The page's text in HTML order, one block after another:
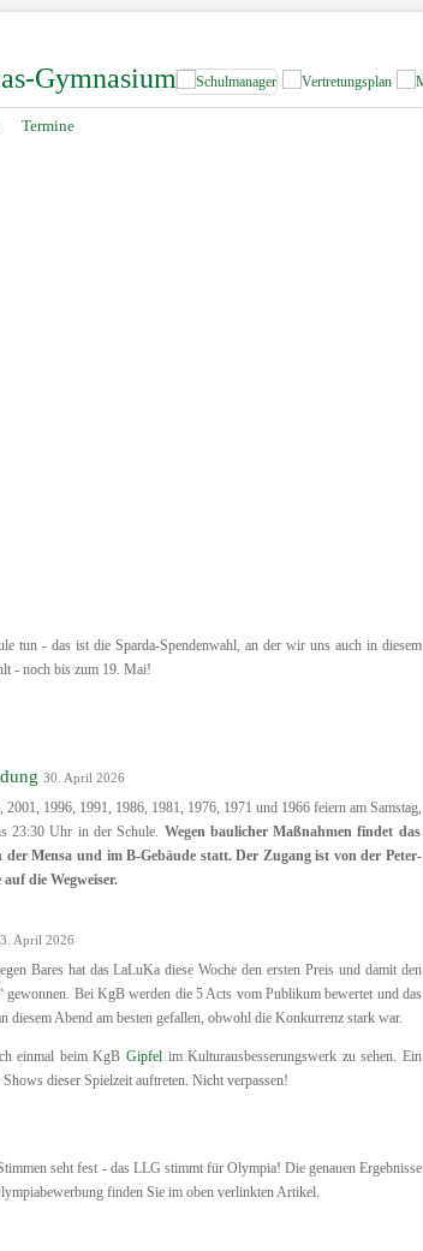
Gymnasium
Termine
tun - das ist die Sparda-Spendenwahl, an der wir uns auch in diesem
- noch bis zum 19. Mai!
30. April 2026
1996, 1991, 1986, 1981, 1976, 1971 und 1966 feiern am Samstag,
23:30 Uhr in der Schule. Wegen baulicher Maßnahmen findet das
Mensa und im B-Gebäude statt. Der Zugang ist von der Peter-
die Wegweiser.
April 2026
Bares hat das LaLuKa diese Woche den ersten Preis und damit den
gewonnen. Bei KgB werden die 5 Acts vom Publikum bewertet und das
diesem Abend am besten gefallen, obwohl die Konkurrenz stark war.
einmal beim KgB Gipfel im Kulturausbesserungswerk zu sehen. Ein
dieser Spielzeit auftreten. Nicht verpassen!
seht fest - das LLG stimmt für Olympia! Die genauen Ergebnisse
finden Sie im oben verlinkten Artikel.